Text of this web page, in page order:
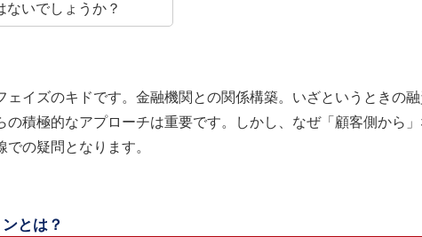
ないでしょうか？
ェイズのキドです。金融機関との関係構築。いざというときの
の積極的なアプローチは重要です。しかし、なぜ「顧客側から
の疑問となります。
とは？